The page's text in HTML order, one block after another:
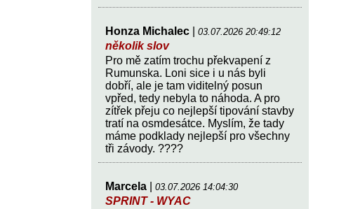
Honza Michalec 03.07.2026 20:49:12
několik slov
Pro mě zatím trochu překvapení z
Rumunska. Loni sice i u nás byli
dobří, ale je tam viditelný posun
vpřed, tedy nebyla to náhoda. A pro
zítřek přeju co nejlepší tipování stavby
tratí na osmdesátce. Myslím, že tady
máme podklady nejlepší pro všechny
tři závody. ????
Marcela 03.07.2026 14:04:30
SPRINT - WYAC